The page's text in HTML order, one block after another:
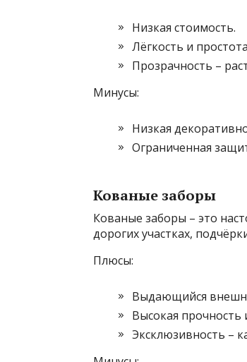
Низкая стоимость.
Лёгкость и
Прозрачность –
Минусы:
Низкая
Ограниченная
Кованые заборы
Кованые заборы – это
дорогих участках,
Плюсы:
Выдающийся
Высокая прочность
Эксклюзивность –